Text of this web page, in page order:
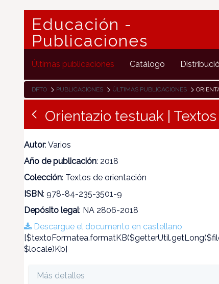
Educación -
Publicaciones
Últimas publicaciones Catálogo
DPTO PUBLICACIONES ÚLTIMAS PUBLICACIONES
Orientazio testuak |
Autor: Varios
Año de publicación: 2018
Colección: Textos de orientación
ISBN: 978-84-235-3501-9
Depósito legal: NA 2806-2018
Descargue el documento en castellano
$locale)Kb]
Más detalles